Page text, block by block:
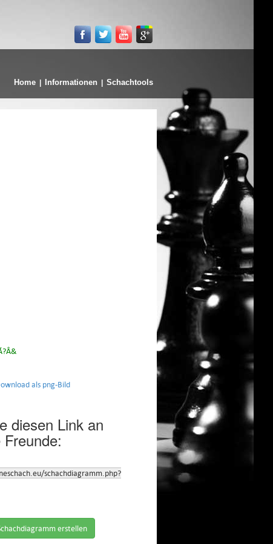
Home Informationen Schachtools
als png-Bild
diesen Link an
schachdiagramm.php?
erstellen